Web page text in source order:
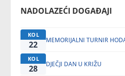
NADOLAZEĆI DOGAĐAJI
KOL
22 MEMORIJALNI TURNIR
KOL
28 DJEČJI DAN U KRIŽU